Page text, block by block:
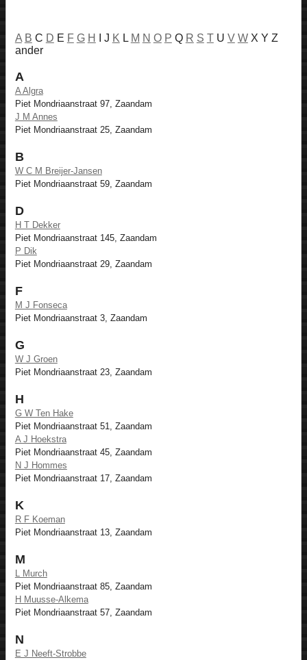
A B C D E F G H I J KL M N O P Q R S T U V WX Y Z
ander
A
A Algra
Piet Mondriaanstraat 97, Zaandam
J M Annes
Piet Mondriaanstraat 25, Zaandam
B
W C M Breijer-Jansen
Piet Mondriaanstraat 59, Zaandam
D
H T Dekker
Piet Mondriaanstraat 145, Zaandam
P Dik
Piet Mondriaanstraat 29, Zaandam
F
M J Fonseca
Piet Mondriaanstraat 3, Zaandam
G
W J Groen
Piet Mondriaanstraat 23, Zaandam
H
G W Ten Hake
Piet Mondriaanstraat 51, Zaandam
A J Hoekstra
Piet Mondriaanstraat 45, Zaandam
N J Hommes
Piet Mondriaanstraat 17, Zaandam
K
R F Koeman
Piet Mondriaanstraat 13, Zaandam
M
L Murch
Piet Mondriaanstraat 85, Zaandam
H Muusse-Alkema
Piet Mondriaanstraat 57, Zaandam
N
E J Neeft-Strobbe